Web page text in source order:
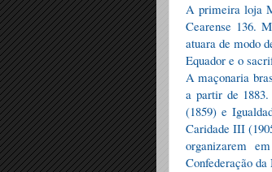
A primeira loja
Cearense 136.
atuara de modo
Equador e o
A maçonaria
a partir de
(1859) e
Caridade III
organizarem
Confederação